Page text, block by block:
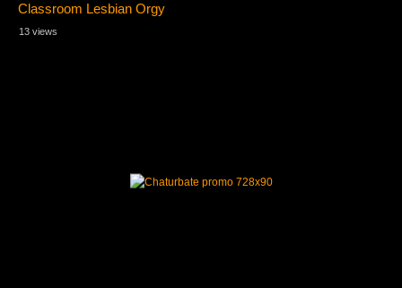
Classroom Lesbian Orgy
13 views